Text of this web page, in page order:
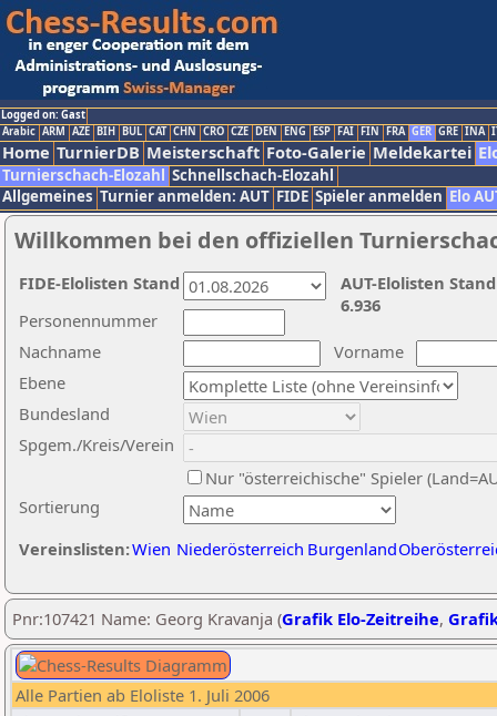
Logged on: Gast
Arabic ARM AZE BIH BUL CAT CHN CRO CZE DEN ENG ESP FAI FIN FRA GER GRE INA
Home TurnierDB Meisterschaft Foto-Galerie Meldekartei
Turnierschach-Elozahl Schnellschach-Elozahl
Allgemeines Turnier anmelden: AUT FIDE Spieler anmelden Elo
Willkommen bei den offiziellen
Nachname
Vorname
Ebene
Sortierung
Personennummer
Bundesland
Spgem./Kreis/Verein
Nur "österreichische" Spieler
Vereinslisten:Wien Niederösterreich Burgenland
AUT-Elolisten
6.936
FIDE-Elolisten Stand
Pnr:107421 Name: Georg Kravanja (Grafik Elo-Zeitreihe,
Alle Partien ab Eloliste 1. Juli 2006